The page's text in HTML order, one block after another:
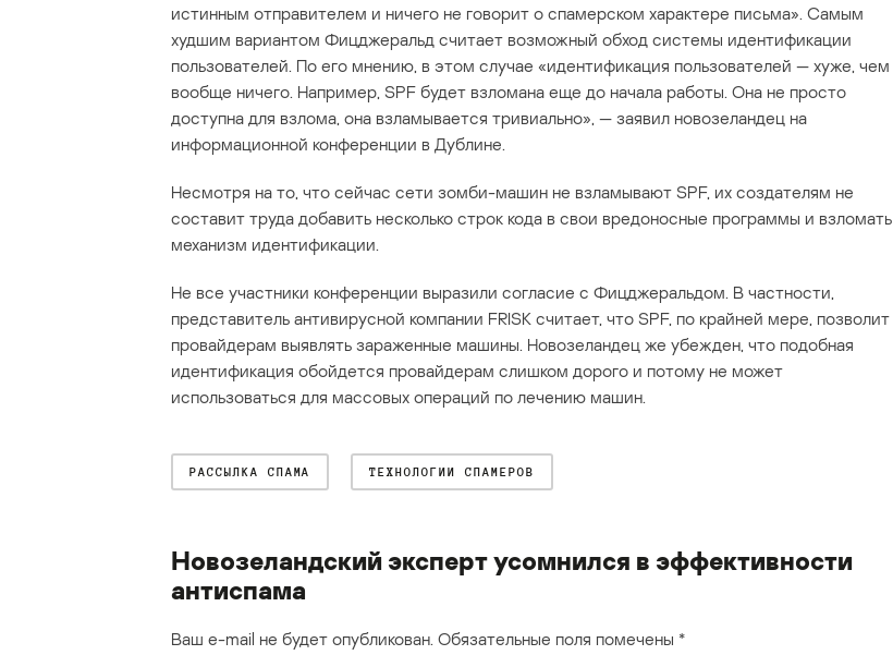
истинным отправителем и ничего не говорит о спамерском характере письма». Самым
худшим вариантом Фицджеральд считает возможный обход системы идентификации
пользователей. По его мнению, в этом случае «идентификация пользователей — хуже, чем
вообще ничего. Например, SPF будет взломана еще до начала работы. Она не просто
доступна для взлома, она взламывается тривиально», — заявил новозеландец на
информационной конференции в Дублине.
Несмотря на то, что сейчас сети зомби-машин не взламывают SPF, их создателям не
составит труда добавить несколько строк кода в свои вредоносные программы и взломать
механизм идентификации.
Не все участники конференции выразили согласие с Фицджеральдом. В частности,
представитель антивирусной компании FRISK считает, что SPF, по крайней мере, позволит
провайдерам выявлять зараженные машины. Новозеландец же убежден, что подобная
идентификация обойдется провайдерам слишком дорого и потому не может
использоваться для массовых операций по лечению машин.
РАССЫЛКА СПАМА ТЕХНОЛОГИИ СПАМЕРОВ
Новозеландский эксперт усомнился в эффективности
антиспама
Ваш e-mail не будет опубликован. Обязательные поля помечены *